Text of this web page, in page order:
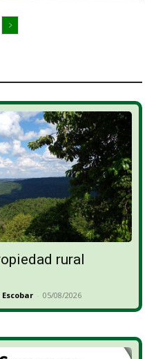
rural
- 05/08/2026